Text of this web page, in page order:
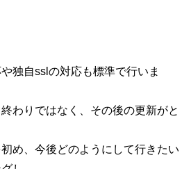
独自sslの対応も標準で行いま
わりではなく、その後の更新がと
め、今後どのようにして行きたい